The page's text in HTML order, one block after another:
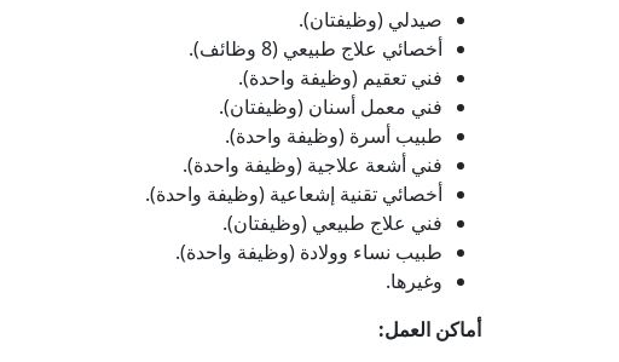
صيدلي (وظيفتان).
أخصائي علاج طبيعي (8 وظائف).
فني تعقيم (وظيفة واحدة).
فني معمل أسنان (وظيفتان).
طبيب أسرة (وظيفة واحدة).
فني أشعة علاجية (وظيفة واحدة).
أخصائي تقنية إشعاعية (وظيفة واحدة).
فني علاج طبيعي (وظيفتان).
طبيب نساء وولادة (وظيفة واحدة).
وغيرها.
أماكن العمل: